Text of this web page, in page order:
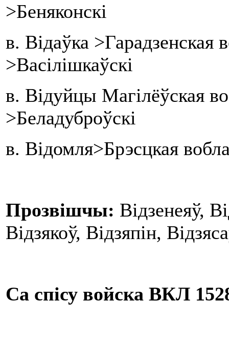
>Беняконскі
в. Відаўка
>Васілішкаўскі
в. Відуйцы Магілёўская
>Беладуброўскі
в. Відомля>Брэсцкая
Прозвішчы: Відзенеяў,
Відзякоў, Відзяпін,
Са спісу войска ВКЛ